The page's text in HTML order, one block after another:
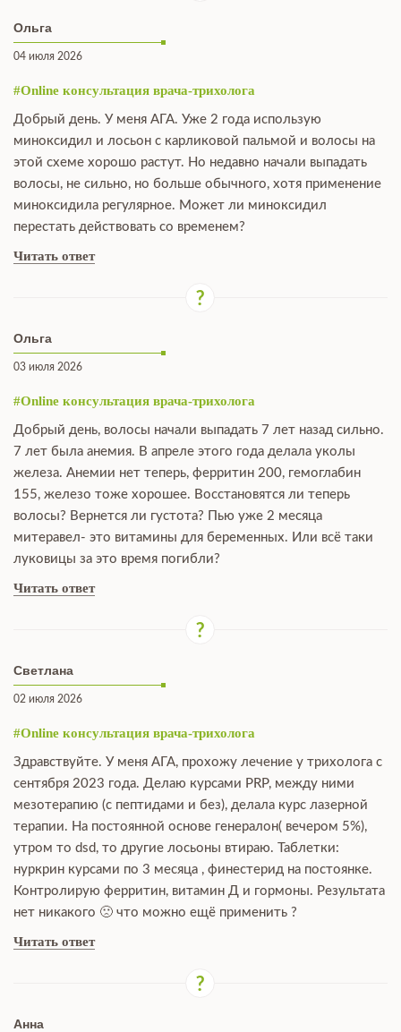
Ольга
04 июля 2026
#Online консультация врача-трихолога
Добрый день. У меня АГА. Уже 2 года использую
миноксидил и лосьон с карликовой пальмой и волосы на
этой схеме хорошо растут. Но недавно начали выпадать
волосы, не сильно, но больше обычного, хотя применение
миноксидила регулярное. Может ли миноксидил
перестать действовать со временем?
Читать ответ
Ольга
03 июля 2026
#Online консультация врача-трихолога
Добрый день, волосы начали выпадать 7 лет назад сильно.
7 лет была анемия. В апреле этого года делала уколы
железа. Анемии нет теперь, ферритин 200, гемоглабин
155, железо тоже хорошее. Восстановятся ли теперь
волосы? Вернется ли густота? Пью уже 2 месяца
митеравел- это витамины для беременных. Или всё таки
луковицы за это время погибли?
Читать ответ
Светлана
02 июля 2026
#Online консультация врача-трихолога
Здравствуйте. У меня АГА, прохожу лечение у трихолога с
сентября 2023 года. Делаю курсами PRP, между ними
мезотерапию (с пептидами и без), делала курс лазерной
терапии. На постоянной основе генералон( вечером 5%),
утром то dsd, то другие лосьоны втираю. Таблетки:
нуркрин курсами по 3 месяца , финестерид на постоянке.
Контролирую ферритин, витамин Д и гормоны. Результата
нет никакого 🙁 что можно ещё применить ?
Читать ответ
Анна